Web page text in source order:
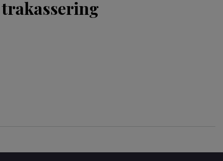
trakassering